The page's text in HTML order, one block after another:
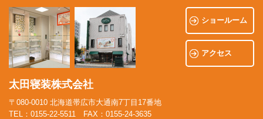
ショールーム
アクセス
太田寝装株式会社
〒080-0010 北海道帯広市大通南7丁目17番地
TEL：0155-22-5511 FAX：0155-24-3635